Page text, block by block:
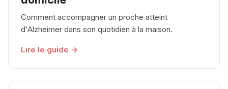
Comment accompagner un proche atteint
d'Alzheimer dans son quotidien à la maison.
Lire le guide →